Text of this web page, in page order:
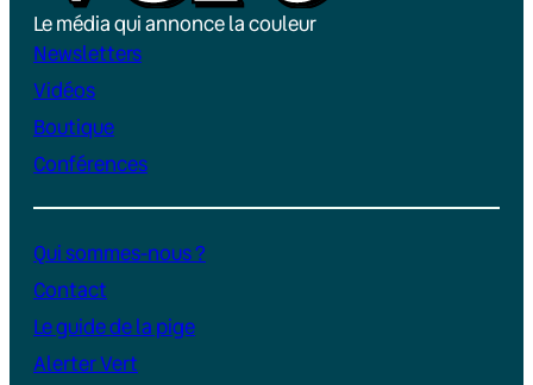
Le média qui annonce la couleur
Newsletters
Vidéos
Boutique
Conférences
Qui sommes-nous ?
Contact
Le guide de la pige
Alerter Vert